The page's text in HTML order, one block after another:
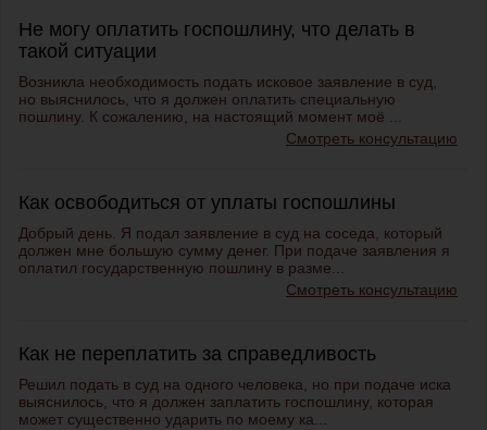
Не могу оплатить госпошлину, что делать в
такой ситуации
Возникла необходимость подать исковое заявление в суд,
но выяснилось, что я должен оплатить специальную
пошлину. К сожалению, на настоящий момент моё ...
Смотреть консультацию
Как освободиться от уплаты госпошлины
Добрый день. Я подал заявление в суд на соседа, который
должен мне большую сумму денег. При подаче заявления я
оплатил государственную пошлину в разме...
Смотреть консультацию
Как не переплатить за справедливость
Решил подать в суд на одного человека, но при подаче иска
выяснилось, что я должен заплатить госпошлину, которая
может существенно ударить по моему ка...